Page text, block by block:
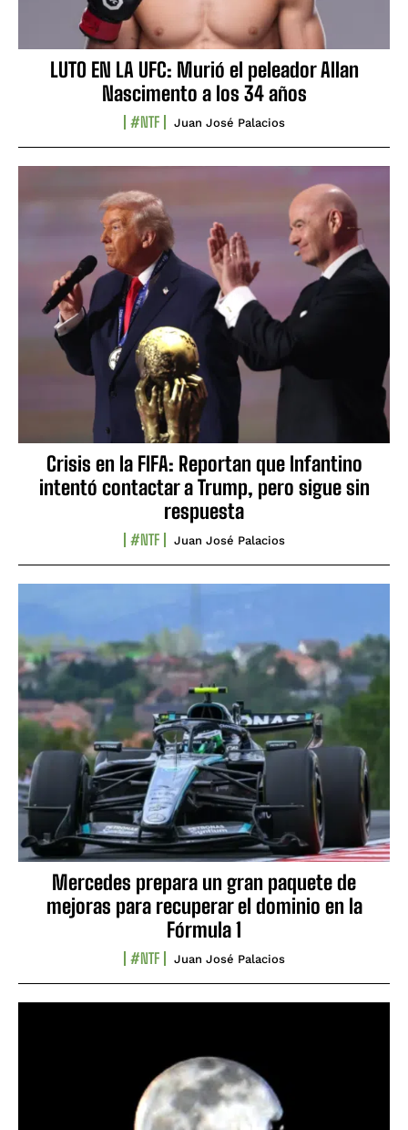
LUTO EN LA UFC: Murió el peleador Allan
Nascimento a los 34 años
#NTF Juan José Palacios
Crisis en la FIFA: Reportan que Infantino
intentó contactar a Trump, pero sigue sin
respuesta
#NTF Juan José Palacios
Mercedes prepara un gran paquete de
mejoras para recuperar el dominio en la
Fórmula 1
#NTF Juan José Palacios